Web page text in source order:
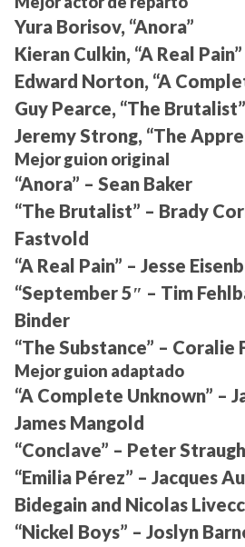
Yura Borisov, “Anora”
Kieran Culkin, “A Real Pain”
Edward Norton, “A
Guy Pearce, “The Brutalist”
Jeremy Strong, “The
Mejor guion original
“Anora” – Sean Baker
“The Brutalist” – Brady
Fastvold
“A Real Pain” – Jesse
“September 5″ – Tim
Binder
“The Substance” – Coralie
Mejor guion adaptado
“A Complete Unknown” –
James Mangold
“Conclave” – Peter
“Emilia Pérez” – Jacques
Bidegain and Nicolas
“Nickel Boys” – Joslyn